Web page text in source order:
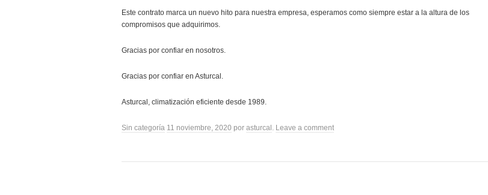
Este contrato marca un nuevo hito para nuestra empresa, esperamos como siempre estar a la altura de los
compromisos que adquirimos.
Gracias por confiar en nosotros.
Gracias por confiar en Asturcal.
Asturcal, climatización eficiente desde 1989.
Sin categoría 11 noviembre, 2020 por asturcal . Leave a comment